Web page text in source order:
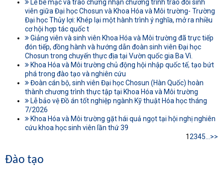
Lễ bế mạc và trao chứng nhận chương trình trao đổi sinh
viên giữa Đại học Chosun và Khoa Hóa và Môi trường- Trường
Đại học Thủy lợi: Khép lại một hành trình ý nghĩa, mở ra nhiều
cơ hội hợp tác quốc t
Giảng viên và sinh viên Khoa Hóa và Môi trường đã trực tiếp
đón tiếp, đồng hành và hướng dẫn đoàn sinh viên Đại học
Chosun trong chuyến thực địa tại Vườn quốc gia Ba Vì.
Khoa Hóa và Môi trường chủ động hội nhập quốc tế, tạo bứt
phá trong đào tạo và nghiên cứu
Đoàn cán bộ, sinh viên Đại học Chosun (Hàn Quốc) hoàn
thành chương trình thực tập tại Khoa Hóa và Môi trường
Lễ bảo vệ Đồ án tốt nghiệp ngành Kỹ thuật Hóa học tháng
7/2026
Khoa Hóa và Môi trường gặt hái quả ngọt tại hội nghị nghiên
cứu khoa học sinh viên lần thứ 39
12345 >>
Đào tạo